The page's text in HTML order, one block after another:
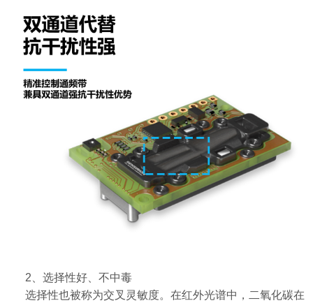
2、选择性好、不中毒
选择性也被称为交叉灵敏度。在红外光谱中，二氧化碳在